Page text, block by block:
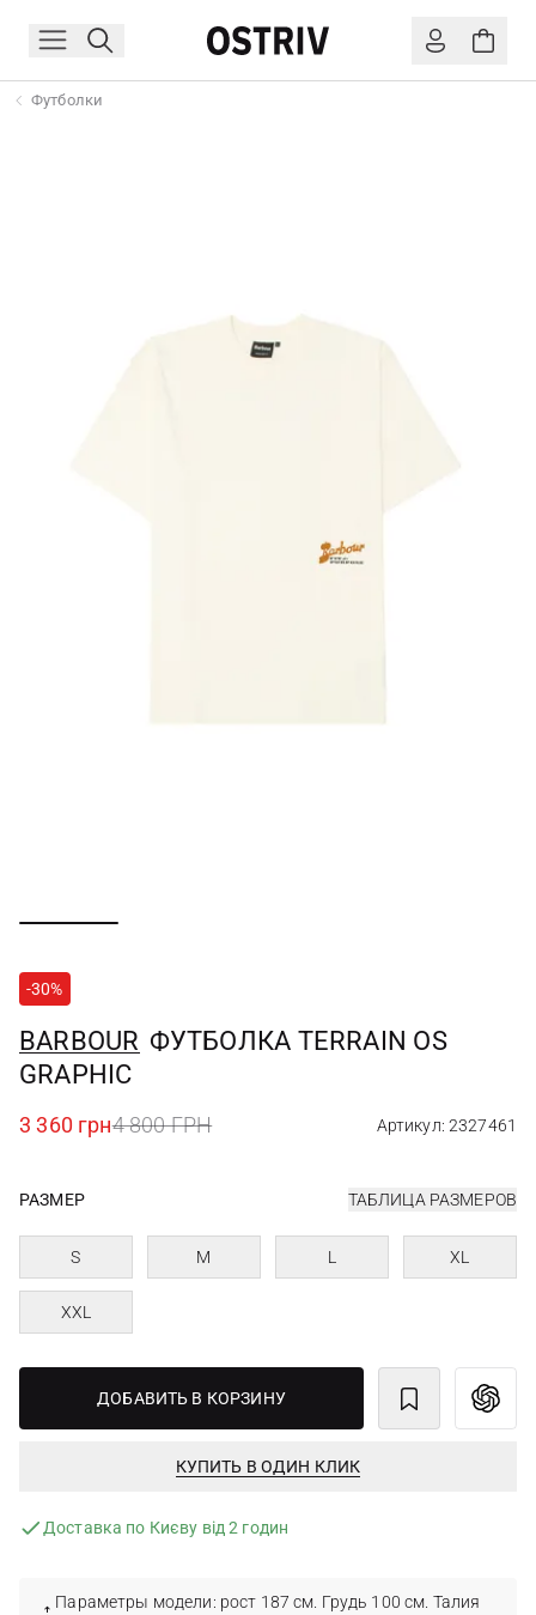
Футболки
-30%
BARBOUR ФУТБОЛКА TERRAIN OS
GRAPHIC
3 360 грн4 800 ГРН Артикул: 2327461
РАЗМЕР ТАБЛИЦА РАЗМЕРОВ
S M L XL
XXL
ДОБАВИТЬ В КОРЗИНУ
КУПИТЬ В ОДИН КЛИК
Доставка по Києву від 2 годин
Параметры модели: рост 187 см. Грудь 100 см. Талия